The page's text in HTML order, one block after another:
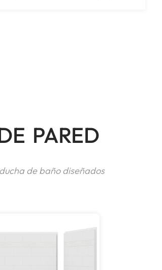
PARED
de baño diseñados